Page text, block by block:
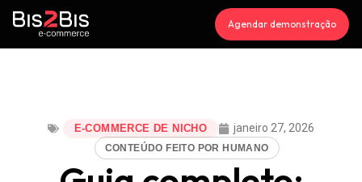
Agendar demonstração
E-COMMERCE DE NICHO janeiro 27, 2026
CONTEÚDO FEITO POR HUMANO